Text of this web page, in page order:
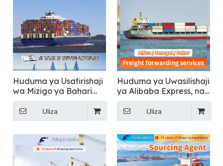
Huduma ya Usafirishaji
wa Mizigo ya Bahari
Duniani
Uliza
Huduma ya Uwasilishaji
ya Alibaba Express, na
Air/Bahari/Ocean
Cargo/Mizigo/Kontena
ya Usafirishaji LCL
Kutoka Uchina hadi
Afrika, Senegal, Dakar
Fast DDP Logistics
Uliza